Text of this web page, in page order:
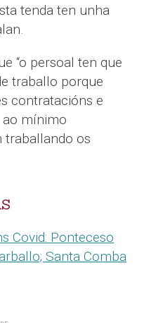
tenda ten unha
“o persoal ten que
traballo porque
contratacións e
mínimo
traballando os
Covid: Ponteceso
Santa Comba